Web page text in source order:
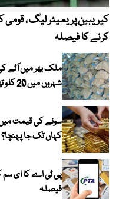
کرنے کا فیصلہ
ملک بھر میں آٹے
شہروں میں 20 کلو تھیلا 100 روپے تک مہنگا
سونے کی قیمت میں
کہاں تک جا پہنچا؟
پی ٹی اے کا ای سم
فیصلہ